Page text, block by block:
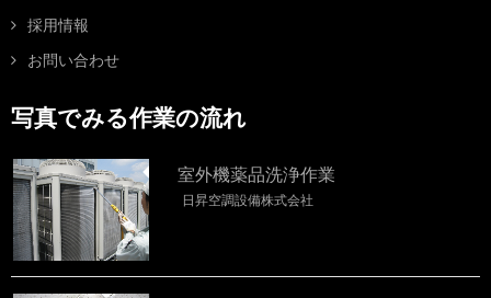
採用情報
お問い合わせ
写真でみる作業の流れ
室外機薬品洗浄作業
日昇空調設備株式会社